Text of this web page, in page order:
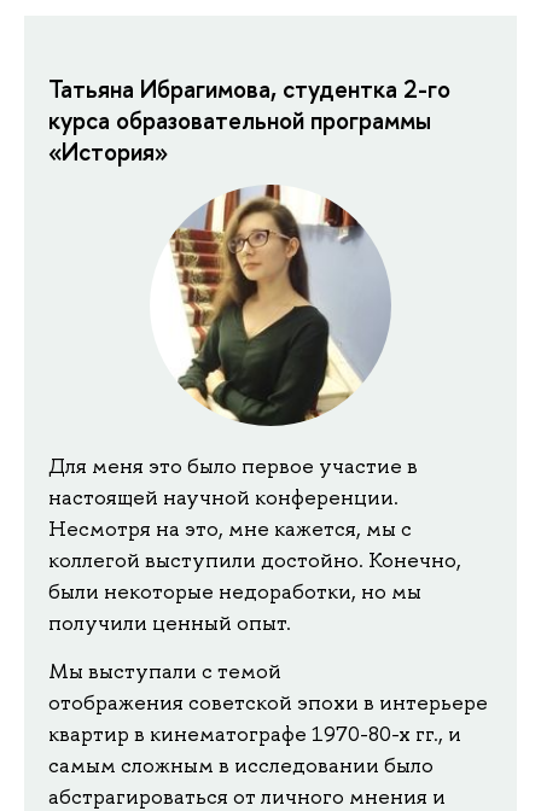
Татьяна Ибрагимова, студентка 2-го
курса образовательной программы
«История»
Для меня это было первое участие в
настоящей научной конференции.
Несмотря на это, мне кажется, мы с
коллегой выступили достойно. Конечно,
были некоторые недоработки, но мы
получили ценный опыт.
Мы выступали с темой
отображения советской эпохи в интерьере
квартир в кинематографе 1970-80-х гг., и
самым сложным в исследовании было
абстрагироваться от личного мнения и